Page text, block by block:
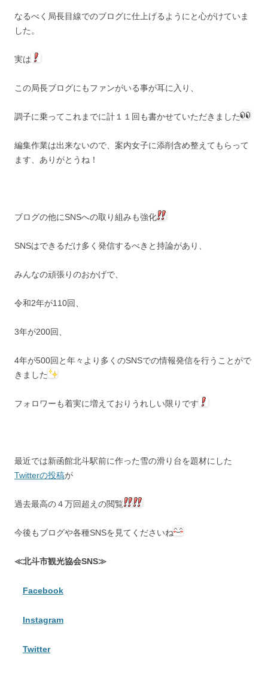
なるべく局長目線でのブログに仕上げるようにと心がけていま
した。
実は
この局長ブログにもファンがいる事が耳に入り、
調子に乗ってこれまでに計１１回も書かせていただきました
編集作業は出来ないので、案内女子に添削含め整えてもらって
ます、ありがとうね！
ブログの他にSNSへの取り組みも強化
SNSはできるだけ多く発信するべきと持論があり、
みんなの頑張りのおかげで、
令和2年が110回、
3年が200回、
4年が500回と年々より多くのSNSでの情報発信を行うことがで
きました
フォロワーも着実に増えておりうれしい限りです
最近では新函館北斗駅前に作った雪の滑り台を題材にした
Twitterの投稿が
過去最高の４万回超えの閲覧
今後もブログや各種SNSを見てくださいね
≪北斗市観光協会SNS≫
Facebook
Instagram
Twitter